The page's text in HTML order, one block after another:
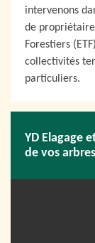
intervenons
de
Forestiers
collectivités
particuliers.
YD Elagage
de vos